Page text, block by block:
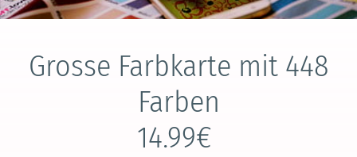
Grosse Farbkarte mit 448
Farben
14.99€